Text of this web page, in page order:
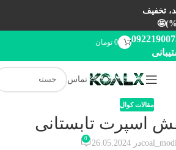
تخفیف
0 تومان
تماس
مقالات کوال
اسپرت تابستانی
در 26.05.2024 0